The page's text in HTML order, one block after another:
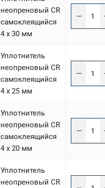
неопреновый CR
самоклеящийся
4 х 30 мм
Уплотнитель
неопреновый CR
самоклеящийся
4 х 25 мм
Уплотнитель
неопреновый CR
самоклеящийся
4 х 20 мм
Уплотнитель
неопреновый CR